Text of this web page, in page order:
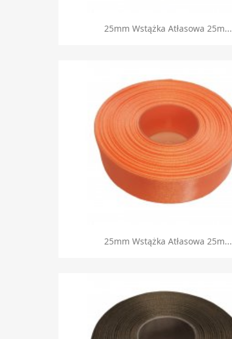
Szybki podgląd
25mm Wstążka Atłasowa 25m...
Szybki podgląd
25mm Wstążka Atłasowa 25m...